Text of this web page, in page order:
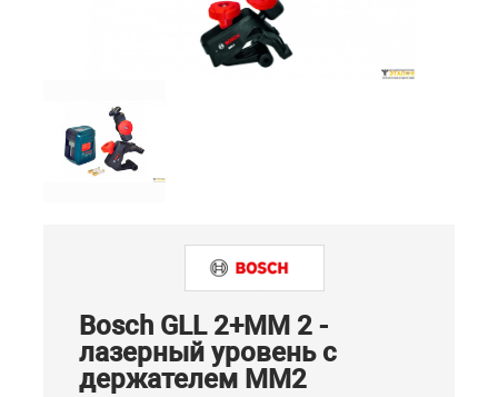
Bosch GLL 2+MM 2 -
лазерный уровень с
держателем MM2